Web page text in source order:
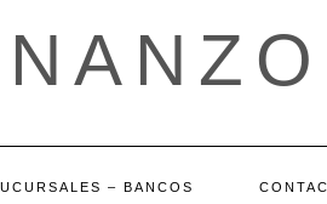
– BANCOS